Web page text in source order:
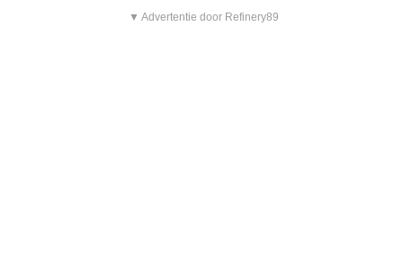
▼ Advertentie door Refinery89